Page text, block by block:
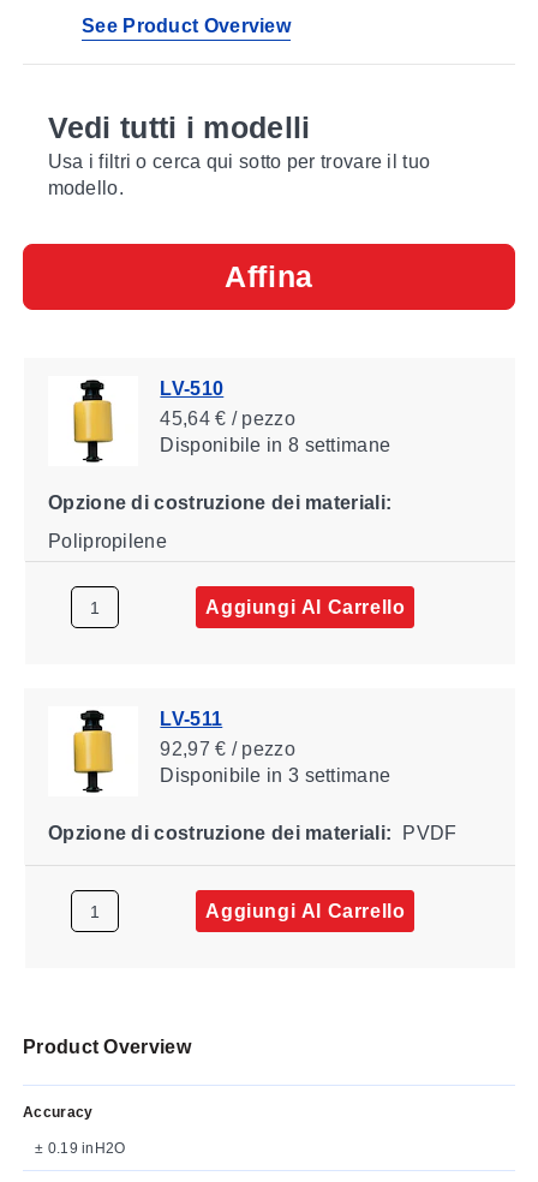
See Product Overview
Vedi tutti i modelli
Usa i filtri o cerca qui sotto per trovare il tuo
modello.
Affina
LV-510
45,64 € / pezzo
Disponibile in 8 settimane
Opzione di costruzione dei materiali:
Polipropilene
Aggiungi Al Carrello
LV-511
92,97 € / pezzo
Disponibile in 3 settimane
Opzione di costruzione dei materiali: PVDF
Aggiungi Al Carrello
Product Overview
Accuracy
± 0.19 inH2O